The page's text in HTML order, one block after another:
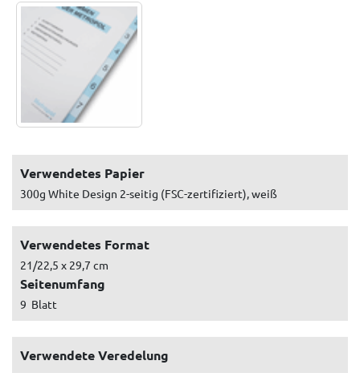
Verwendetes Papier
300g White Design 2-seitig (FSC-zertifiziert), weiß
Verwendetes Format
21/22,5 x 29,7 cm
Seitenumfang
9 Blatt
Verwendete Veredelung